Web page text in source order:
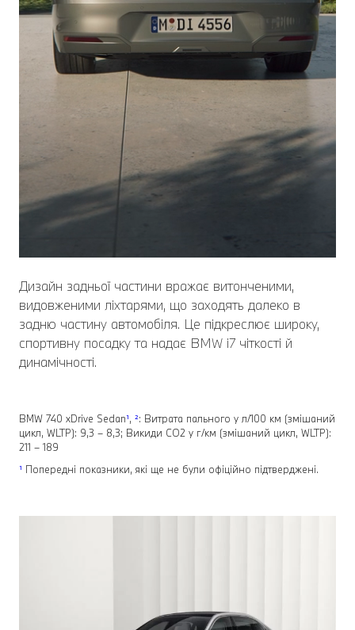
Дизайн задньої частини вражає витонченими,
видовженими ліхтарями, що заходять далеко в
задню частину автомобіля. Це підкреслює широку,
спортивну посадку та надає BMW i7 чіткості й
динамічності.
BMW 740 xDrive Sedan¹, ²: Витрата пального у л/100 км (змішаний
цикл, WLTP): 9,3 – 8,3; Викиди СО2 у г/км (змішаний цикл, WLTP):
211 – 189
¹ Попередні показники, які ще не були офіційно підтверджені.